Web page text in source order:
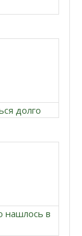
долго
нашлось в